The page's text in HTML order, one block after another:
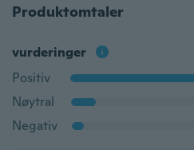
Produktomtaler
vurderinger
Positiv
Nøytral
Negativ